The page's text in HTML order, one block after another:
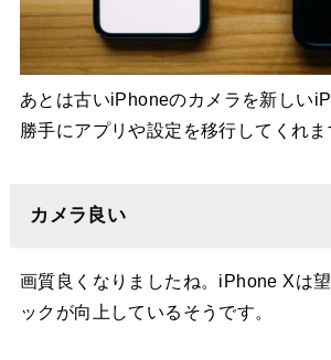
あとは古いiPhoneのカメラを新しい
勝手にアプリや設定を移行してくれま
カメラ良い
画質良くなりましたね。iPhone Xは
ックが向上しているそうです。